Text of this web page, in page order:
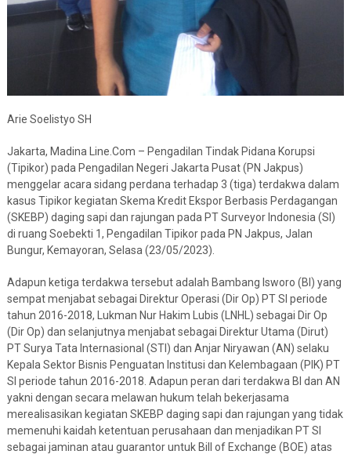
Arie Soelistyo SH
Jakarta, Madina Line.Com – Pengadilan Tindak Pidana Korupsi
(Tipikor) pada Pengadilan Negeri Jakarta Pusat (PN Jakpus)
menggelar acara sidang perdana terhadap 3 (tiga) terdakwa dalam
kasus Tipikor kegiatan Skema Kredit Ekspor Berbasis Perdagangan
(SKEBP) daging sapi dan rajungan pada PT Surveyor Indonesia (SI)
di ruang Soebekti 1, Pengadilan Tipikor pada PN Jakpus, Jalan
Bungur, Kemayoran, Selasa (23/05/2023).
Adapun ketiga terdakwa tersebut adalah Bambang Isworo (BI) yang
sempat menjabat sebagai Direktur Operasi (Dir Op) PT SI periode
tahun 2016-2018, Lukman Nur Hakim Lubis (LNHL) sebagai Dir Op
(Dir Op) dan selanjutnya menjabat sebagai Direktur Utama (Dirut)
PT Surya Tata Internasional (STI) dan Anjar Niryawan (AN) selaku
Kepala Sektor Bisnis Penguatan Institusi dan Kelembagaan (PIK) PT
SI periode tahun 2016-2018. Adapun peran dari terdakwa BI dan AN
yakni dengan secara melawan hukum telah bekerjasama
merealisasikan kegiatan SKEBP daging sapi dan rajungan yang tidak
memenuhi kaidah ketentuan perusahaan dan menjadikan PT SI
sebagai jaminan atau guarantor untuk Bill of Exchange (BOE) atas